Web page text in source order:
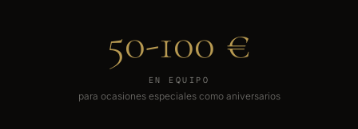
50-100 €
EN EQUIPO
para ocasiones especiales como aniversarios